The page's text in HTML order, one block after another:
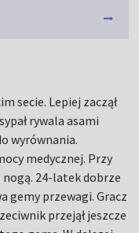
secie. Lepiej zaczął
rywala asami
wyrównania.
medycznej. Przy
nogą. 24-latek dobrze
gemy przewagi. Gracz
przejął jeszcze